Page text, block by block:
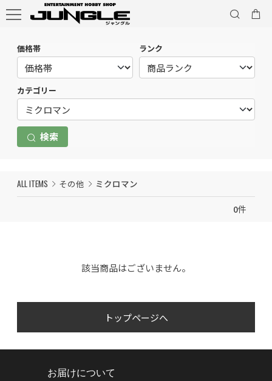
価格帯 ランク
カテゴリー
検索
ALL ITEMS その他 ミクロマン
0件
該当商品はございません。
トップページへ
お届けについて